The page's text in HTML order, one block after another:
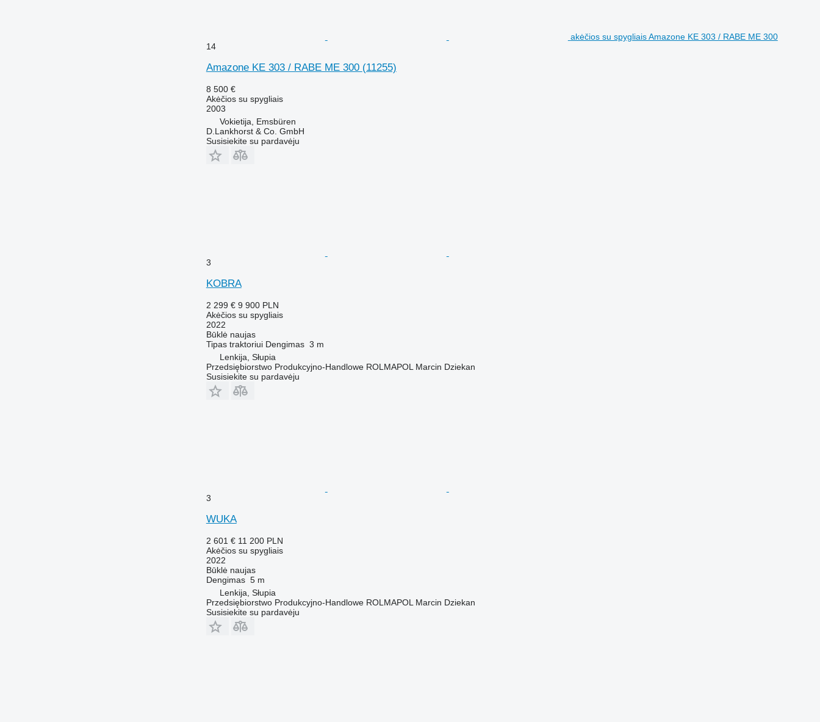
akėčios su spygliais Amazone KE 303 / RABE ME 300
14
Amazone KE 303 / RABE ME 300 (11255)
8 500 €
Akėčios su spygliais
2003
Vokietija, Emsbüren
D.Lankhorst & Co. GmbH
Susisiekite su pardavėju
3
KOBRA
2 299 € 9 900 PLN
Akėčios su spygliais
2022
Būklėnaujas
Tipas traktoriui Dengimas 3 m
Lenkija, Słupia
Przedsiębiorstwo Produkcyjno-Handlowe ROLMAPOL Marcin Dziekan
Susisiekite su pardavėju
3
WUKA
2 601 € 11 200 PLN
Akėčios su spygliais
2022
Būklėnaujas
Dengimas 5 m
Lenkija, Słupia
Przedsiębiorstwo Produkcyjno-Handlowe ROLMAPOL Marcin Dziekan
Susisiekite su pardavėju